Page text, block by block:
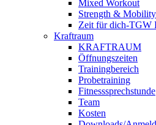
Mixed Workout
Strength & Mobility
Zeit für dich-TGW
Kraftraum
KRAFTRAUM
Öffnungszeiten
Trainingbereich
Probetraining
Fitnesssprechstunde
Team
Kosten